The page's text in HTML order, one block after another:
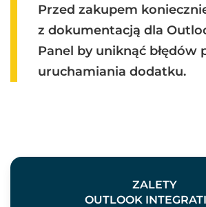
Przed zakupem
z dokumentacją dla
Panel by uniknąć błędów
uruchamiania dodatku.
ZALETY
OUTLOOK